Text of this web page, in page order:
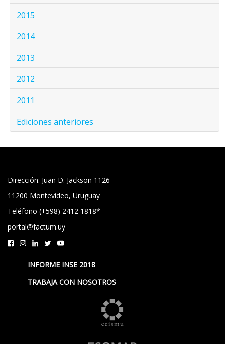
2015
2014
2013
2012
2011
Ediciones anteriores
Dirección: Juan D. Jackson 1126
11200 Montevideo, Uruguay
Teléfono (+598) 2412 1818*
portal@factum.uy
INFORME INSE 2018
TRABAJA CON NOSOTROS